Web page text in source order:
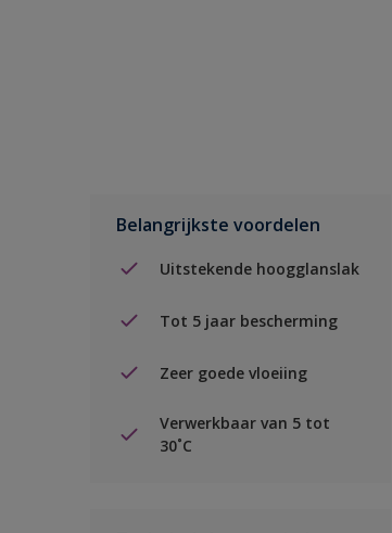
Belangrijkste voordelen
Uitstekende hoogglanslak
Tot 5 jaar bescherming
Zeer goede vloeiing
Verwerkbaar van 5 tot
30˚C